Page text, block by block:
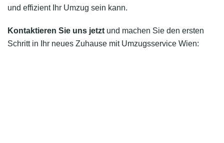
und effizient Ihr Umzug sein kann.
Kontaktieren Sie uns jetzt und machen Sie den ersten
Schritt in Ihr neues Zuhause mit Umzugsservice Wien: